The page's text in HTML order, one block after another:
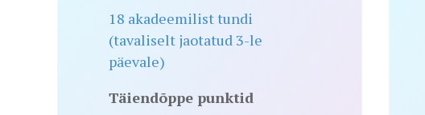
18 akadeemilist tundi
(tavaliselt jaotatud 3-le
päevale)
Täiendõppe punktid